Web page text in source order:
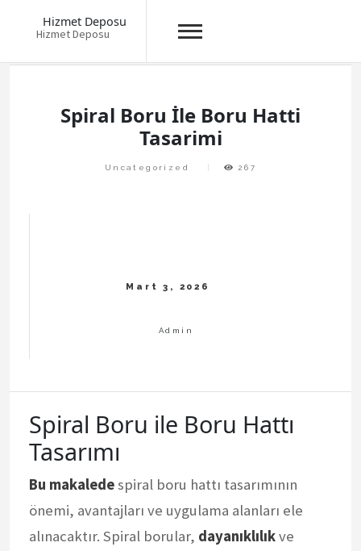
Hizmet Deposu
Hizmet Deposu
Spiral Boru İle Boru Hatti
Tasarimi
Uncategorized 267
Spiral Boru ile Boru Hattı
Tasarımı
Bu makaledespiral boru hattı tasarımının
önemi, avantajları ve uygulama alanları ele
alınacaktır. Spiral borular, dayanıklılıkve